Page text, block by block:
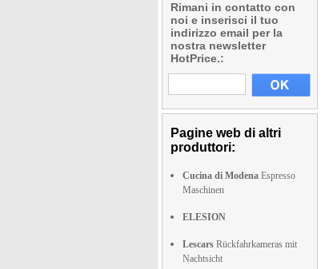
Rimani in contatto con
noi e inserisci il tuo
indirizzo email per la
nostra newsletter
HotPrice.:
Pagine web di altri
produttori:
Cucina di Modena Espresso
Maschinen
ELESION
Lescars Rückfahrkameras mit
Nachtsicht